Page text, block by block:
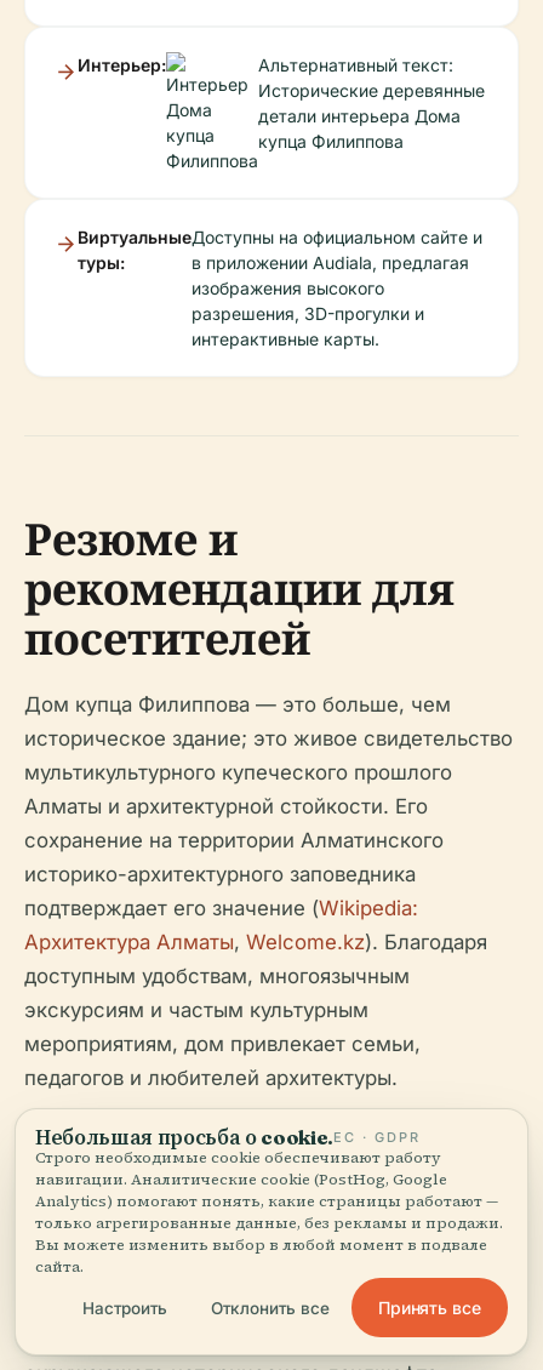
Интерьер:
Альтернативный текст:
Исторические деревянные
детали интерьера Дома
купца Филиппова
Виртуальные
туры:
Доступны на официальном сайте и
в приложении Audiala, предлагая
изображения высокого
разрешения, 3D-прогулки и
интерактивные карты.
Резюме и
рекомендации для
посетителей
Дом купца Филиппова — это больше, чем
историческое здание; это живое свидетельство
мультикультурного купеческого прошлого
Алматы и архитектурной стойкости. Его
сохранение на территории Алматинского
историко-архитектурного заповедника
подтверждает его значение (Wikipedia:
Архитектура Алматы, Welcome.kz). Благодаря
доступным удобствам, многоязычным
экскурсиям и частым культурным
мероприятиям, дом привлекает семьи,
педагогов и любителей архитектуры.
Продолжающиеся усилия по сохранению,
вовлечение сообщества и ответственный
туризм гарантируют, что Дом купца Филиппова
будет продолжать вдохновлять будущие
поколения. Используйте такие ресурсы, как
приложение Audiala для аудиогидов и
обновлений событий, и уделите время изучению
Небольшая просьба о cookie.ЕС · GDPR
Строго необходимые cookie обеспечивают работу
навигации. Аналитические cookie (PostHog, Google
Analytics) помогают понять, какие страницы работают —
только агрегированные данные, без рекламы и продажи.
Вы можете изменить выбор в любой момент в подвале
сайта.
Настроить Отклонить все Принять все